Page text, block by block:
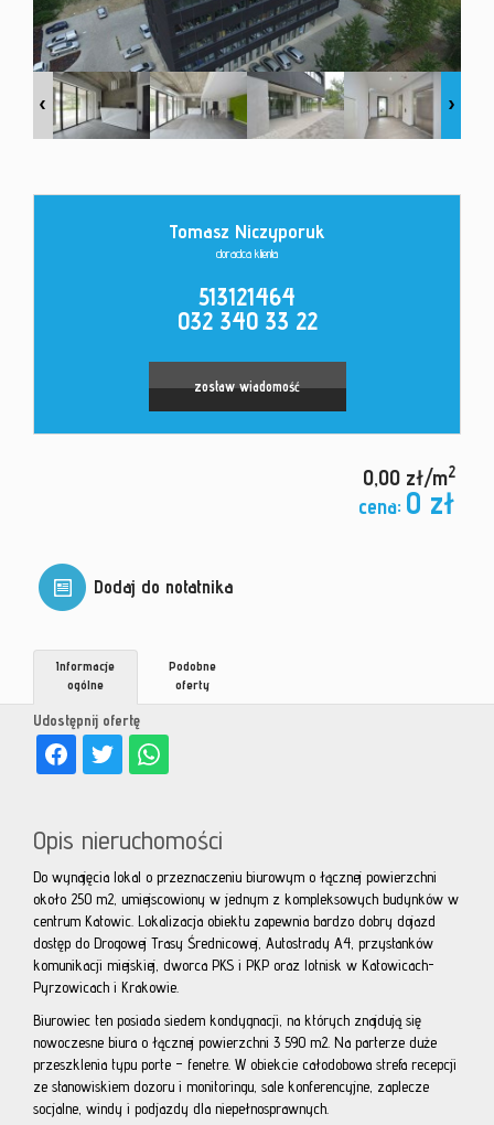
Kontakt
Tomasz Niczyporuk
doradca klienta
513121464
032 340 33 22
zostaw wiadomość
0,00 zł/m2
cena: 0 zł
Dodaj do notatnika
Udostępnij ofertę
Informacje
ogólne
Podobne
oferty
Opis nieruchomości
Do wynajęcia lokal o przeznaczeniu biurowym o łącznej powierzchni
około 250 m2, umiejscowiony w jednym z kompleksowych budynków w
centrum Katowic. Lokalizacja obiektu zapewnia bardzo dobry dojazd
dostęp do Drogowej Trasy Średnicowej, Autostrady A4, przystanków
komunikacji miejskiej, dworca PKS i PKP oraz lotnisk w Katowicach-
Pyrzowicach i Krakowie.
Biurowiec ten posiada siedem kondygnacji, na których znajdują się
nowoczesne biura o łącznej powierzchni 3 590 m2. Na parterze duże
przeszklenia typu porte – fenetre. W obiekcie całodobowa strefa recepcji
ze stanowiskiem dozoru i monitoringu, sale konferencyjne, zaplecze
socjalne, windy i podjazdy dla niepełnosprawnych.